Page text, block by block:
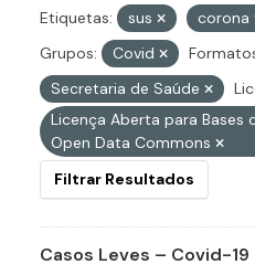
Etiquetas: sus corona
Grupos:
Covid
Secretaria de Saúde
Licença Aberta para Bases
Open Data Commons
Filtrar Resultados
Casos Leves – Covid-19